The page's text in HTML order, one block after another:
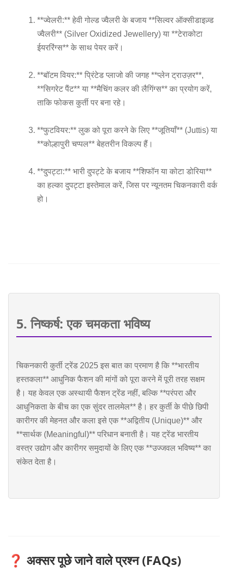
**ज्वेलरी:** हेवी गोल्ड ज्वैलरी के बजाय **सिल्वर ऑक्सीडाइज़्ड
ज्वैलरी** (Silver Oxidized Jewellery) या **टेराकोटा
ईयररिंग्स** के साथ पेयर करें।
**बॉटम वियर:** प्रिंटेड प्लाजो की जगह **प्लेन ट्राउज़र**,
**सिगरेट पैंट** या **मैचिंग कलर की लैगिंग्स** का प्रयोग करें,
ताकि फोकस कुर्ती पर बना रहे।
**फुटवियर:** लुक को पूरा करने के लिए **जूतियाँ** (Juttis) या
**कोल्हापुरी चप्पल** बेहतरीन विकल्प हैं।
**दुपट्टा:** भारी दुपट्टे के बजाय **शिफॉन या कोटा डोरिया**
का हल्का दुपट्टा इस्तेमाल करें, जिस पर न्यूनतम चिकनकारी वर्क
हो।
5. निष्कर्ष: एक चमकता भविष्य
चिकनकारी कुर्ती ट्रेंड 2025 इस बात का प्रमाण है कि **भारतीय
हस्तकला** आधुनिक फैशन की मांगों को पूरा करने में पूरी तरह सक्षम
है। यह केवल एक अस्थायी फैशन ट्रेंड नहीं, बल्कि **परंपरा और
आधुनिकता के बीच का एक सुंदर तालमेल** है। हर कुर्ती के पीछे छिपी
कारीगर की मेहनत और कला इसे एक **अद्वितीय (Unique)** और
**सार्थक (Meaningful)** परिधान बनाती है। यह ट्रेंड भारतीय
वस्त्र उद्योग और कारीगर समुदायों के लिए एक **उज्जवल भविष्य** का
संकेत देता है।
❓ अक्सर पूछे जाने वाले प्रश्न (FAQs)